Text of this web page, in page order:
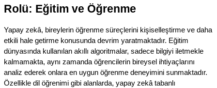
Rolü: Eğitim ve Öğrenme
Yapay zekâ, bireylerin öğrenme süreçlerini kişiselleştirme ve daha
etkili hale getirme konusunda devrim yaratmaktadır. Eğitim
dünyasında kullanılan akıllı algoritmalar, sadece bilgiyi iletmekle
kalmamakta, aynı zamanda öğrencilerin bireysel ihtiyaçlarını
analiz ederek onlara en uygun öğrenme deneyimini sunmaktadır.
Özellikle dil öğrenimi gibi alanlarda, yapay zekâ tabanlı